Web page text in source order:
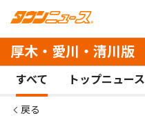
厚木・愛川・清川版
すべて トップニュース
戻る